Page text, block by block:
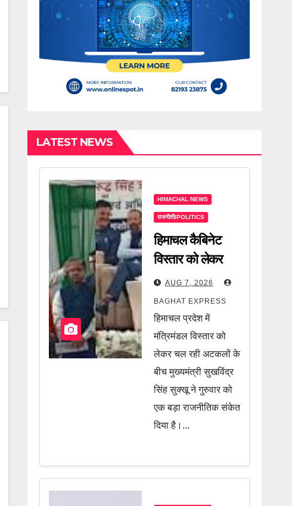
LATEST NEWS
HIMACHAL NEWS
राजनीती/POLITICS
हिमाचल कैबिनेट
विस्तार को लेकर
सीएम सुक्खू का बड़ा
संकेत! आखिर किसे
मिलेगी मंत्री की
कुर्सी? जानें पूरी
खबर
AUG 7, 2026
BAGHAT EXPRESS
हिमाचल प्रदेश में
मंत्रिमंडल विस्तार को
लेकर चल रही अटकलों के
बीच मुख्यमंत्री सुखविंद्र
सिंह सुक्खू ने गुरुवार को
एक बड़ा राजनीतिक संकेत
दिया है।...